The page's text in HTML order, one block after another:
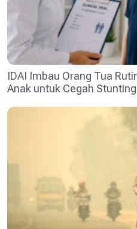
IDAI Imbau Orang Tua
Anak untuk Cegah Stunting